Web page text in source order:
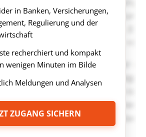
in Banken, Versicherungen,
Regulierung und der
recherchiert und kompakt
wenigen Minuten im Bilde
Meldungen und Analysen
ZUGANG SICHERN